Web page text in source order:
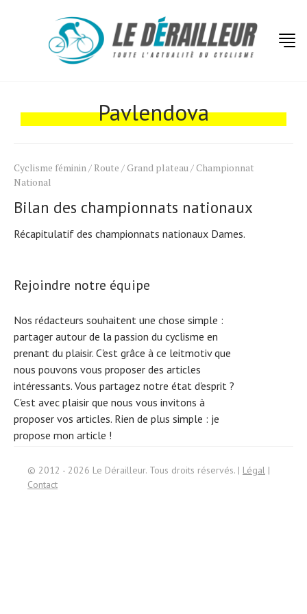
Pavlendova
Cyclisme féminin/ Route / Grand plateau/ Championnat
National
Bilan des championnats nationaux
Récapitulatif des championnats nationaux Dames.
Rejoindre notre équipe
Nos rédacteurs souhaitent une chose simple :
partager autour de la passion du cyclisme en
prenant du plaisir. C'est grâce à ce leitmotiv que
nous pouvons vous proposer des articles
intéressants. Vous partagez notre état d'esprit ?
C'est avec plaisir que nous vous invitons à
proposer vos articles. Rien de plus simple : je
propose mon article !
© 2012 - 2026 Le Dérailleur. Tous droits réservés. | Légal |
Contact
Actualités
Tests de produits
Tendances
Tous nos articles
À propos